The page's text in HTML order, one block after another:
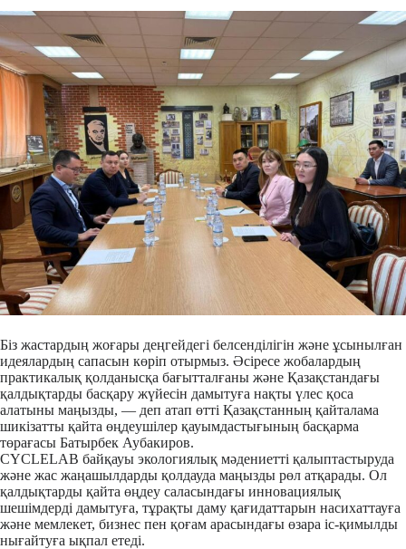
Біз жастардың жоғары деңгейдегі белсенділігін және ұсынылған
идеялардың сапасын көріп отырмыз. Әсіресе жобалардың
практикалық қолданысқа бағытталғаны және Қазақстандағы
қалдықтарды басқару жүйесін дамытуға нақты үлес қоса
алатыны маңызды, — деп атап өтті Қазақстанның қайталама
шикізатты қайта өңдеушілер қауымдастығының басқарма
төрағасы Батырбек Аубакиров.
CYCLELAB байқауы экологиялық мәдениетті қалыптастыруда
және жас жаңашылдарды қолдауда маңызды рөл атқарады. Ол
қалдықтарды қайта өңдеу саласындағы инновациялық
шешімдерді дамытуға, тұрақты даму қағидаттарын насихаттауға
және мемлекет, бизнес пен қоғам арасындағы өзара іс-қимылды
нығайтуға ықпал етеді.